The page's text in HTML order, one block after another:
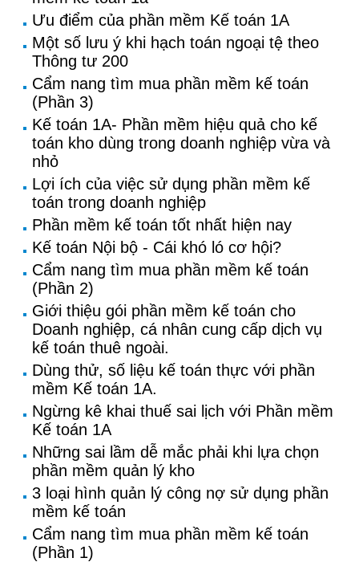
Ưu điểm của phần mềm Kế toán 1A
Một số lưu ý khi hạch toán ngoại tệ theo
Thông tư 200
Cẩm nang tìm mua phần mềm kế toán
(Phần 3)
Kế toán 1A- Phần mềm hiệu quả cho kế
toán kho dùng trong doanh nghiệp vừa và
nhỏ
Lợi ích của việc sử dụng phần mềm kế
toán trong doanh nghiệp
Phần mềm kế toán tốt nhất hiện nay
Kế toán Nội bộ - Cái khó ló cơ hội?
Cẩm nang tìm mua phần mềm kế toán
(Phần 2)
Giới thiệu gói phần mềm kế toán cho
Doanh nghiệp, cá nhân cung cấp dịch vụ
kế toán thuê ngoài.
Dùng thử, số liệu kế toán thực với phần
mềm Kế toán 1A.
Ngừng kê khai thuế sai lịch với Phần mềm
Kế toán 1A
Những sai lầm dễ mắc phải khi lựa chọn
phần mềm quản lý kho
3 loại hình quản lý công nợ sử dụng phần
mềm kế toán
Cẩm nang tìm mua phần mềm kế toán
(Phần 1)